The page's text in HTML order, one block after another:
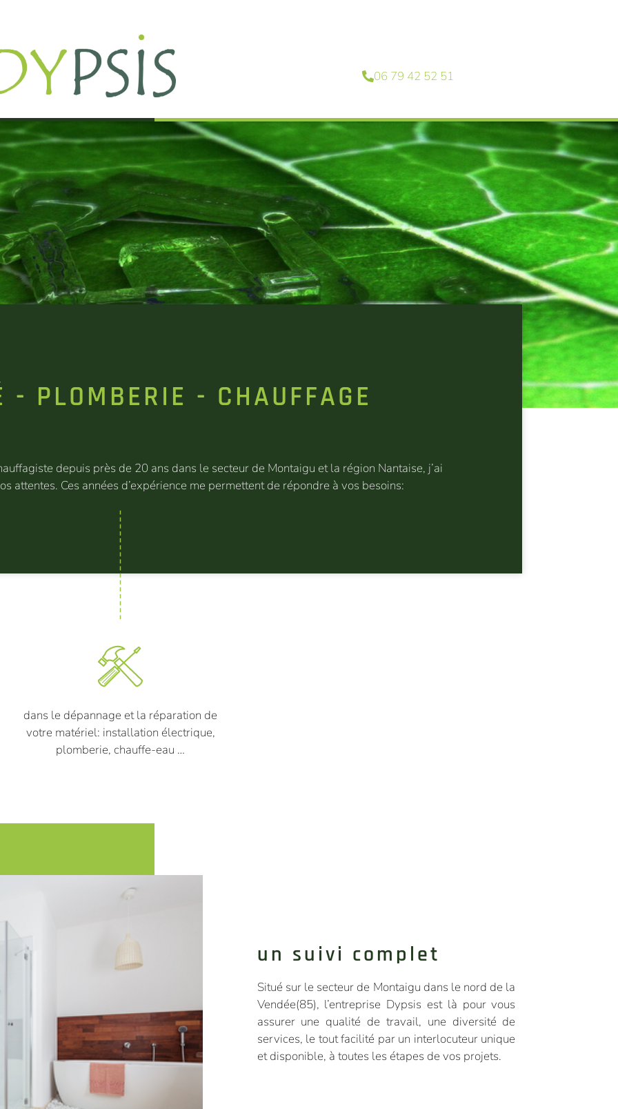
06 79 42 52 51
- PLOMBERIE - CHAUFFAGE
depuis près de 20 ans dans le secteur de Montaigu et la région Nantaise, j’ai
attentes. Ces années d’expérience me permettent de répondre à vos besoins:
dans le dépannage et la réparation de
votre matériel: installation électrique,
plomberie, chauffe-eau …
un suivi complet
Situé sur le secteur de Montaigu dans le nord de la
Vendée(85), l’entreprise Dypsis est là pour vous
assurer une qualité de travail, une diversité de
services, le tout facilité par un interlocuteur unique
et disponible, à toutes les étapes de vos projets.